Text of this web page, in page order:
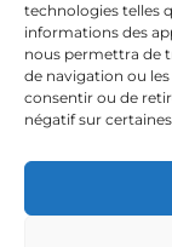
technologies telles
informations des
nous permettra de
de navigation ou
consentir ou de
négatif sur
Les règles de
TRAVAILLER
Nos offres
Des emplois très
Travailler au sein